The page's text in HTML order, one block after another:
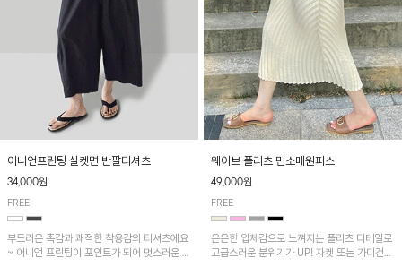
어니언프린팅 실켓면 반팔티셔츠
34,000원
FREE
부드러운 촉감과 쾌적한 착용감의 티셔츠에요
~ 어니언 프린팅이 포인트가 되어 멋스러운 아
웨이브 플리츠 민소매원피스
49,000원
FREE
은은한 입체감으로 느껴지는 플리츠 디테일로
고급스러운 분위기가 UP! 자켓 또는 가디건과